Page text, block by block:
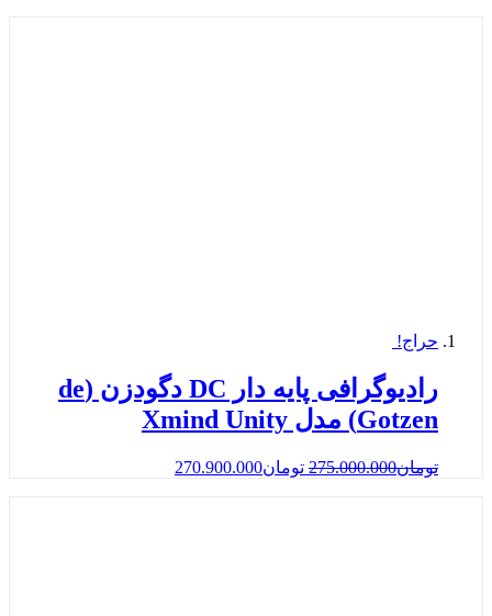
حراج!
رادیوگرافی پایه دار DC دگودزن (de
Gotzen) مدل Xmind Unity
تومان275.000.000 تومان270.900.000